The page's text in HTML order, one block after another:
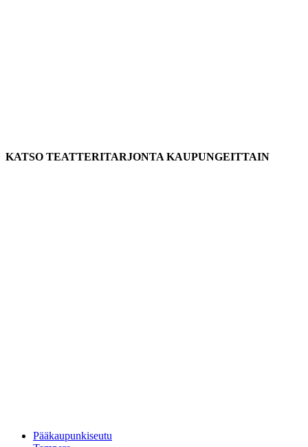
KATSO TEATTERITARJONTA KAUPUNGEITTAIN
Pääkaupunkiseutu